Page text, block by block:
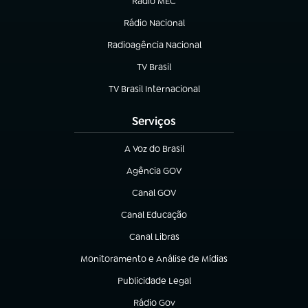
(abre em nova aba)
Rádio Nacional
Radioagência Nacional
(abre em nova aba)
TV Brasil
(abre em nova aba)
TV Brasil Internacional
(abre em nova aba)
Serviços
A Voz do Brasil
(abre em nova aba)
Agência GOV
(abre em nova aba)
Canal GOV
(abre em nova aba)
Canal Educação
(abre em nova aba)
Canal Libras
(abre em nova aba)
Monitoramento e Análise de Mídias
(abre em nova aba)
Publicidade Legal
(abre em nova aba)
Rádio Gov